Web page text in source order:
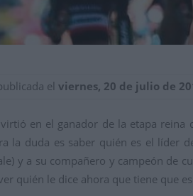
el viernes, 20 de julio de
en el ganador de la etapa
la duda es saber quién es el líder
y a su compañero y campeón de
quién le dice ahora que tiene que